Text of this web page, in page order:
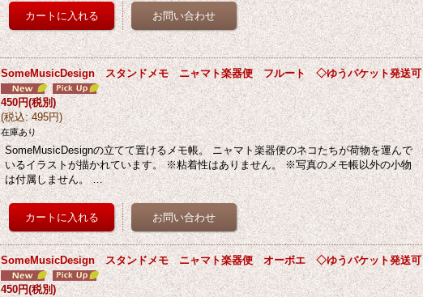
SomeMusicDesign スタンドメモ ニャマト楽器便 フルート ◇ゆうパケット発送可
450円(税別)
(税込: 495円)
在庫あり
SomeMusicDesignの立てて置けるメモ帳。 ニャマト楽器便のネコたちが荷物を運んで
いるイラストが描かれています。 ※粘着性はありません。 ※写真のメモ帳以外の小物
は付属しません。 …
SomeMusicDesign スタンドメモ ニャマト楽器便 オーボエ ◇ゆうパケット発送可
450円(税別)